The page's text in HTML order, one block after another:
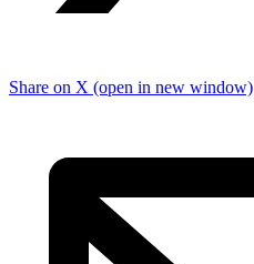
Share on X (open in new window)